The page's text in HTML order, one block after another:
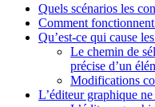
Quels scénarios les
Comment
Qu’est-ce qui cause
Le chemin de
précise d’un
Modifications
L’éditeur graphique